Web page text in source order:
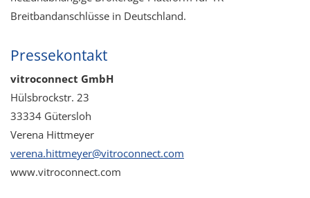
Breitbandanschlüsse in Deutschland.
Pressekontakt
vitroconnect GmbH
Hülsbrockstr. 23
33334 Gütersloh
Verena Hittmeyer
v r n h ttm y r v tr c nn ct c m
www.vitroconnect.com